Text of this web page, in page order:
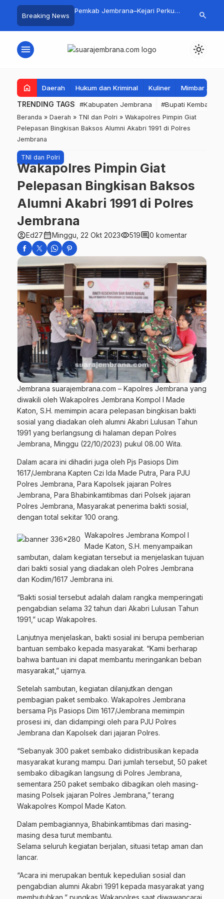
Breaking News
Lomba Cipta Menu
Pemkab Jembrana–Kejari Perkuat
Hukum Datun
5
Buka
search
menu light_mode
home Daerah Hukum dan Kriminal Kuliner Mimbar
TRENDING TAGS #Kabupaten Jembrana #Bupati Kembang
Beranda » Daerah » TNI dan Polri » Wakapolres Pimpin Giat
Pelepasan Bingkisan Baksos Alumni Akabri 1991 di Polres
Jembrana
TNI dan Polri
Wakapolres Pimpin Giat
Pelepasan Bingkisan Baksos
Alumni Akabri 1991 di Polres
Jembrana
account_circleEd27calendar_monthMinggu, 22 Okt 2023visibility519comment0 komentar
Jembrana suarajembrana.com – Kapolres Jembrana yang
diwakili oleh Wakapolres Jembrana Kompol I Made
Katon, S.H. memimpin acara pelepasan bingkisan bakti
sosial yang diadakan oleh alumni Akabri Lulusan Tahun
1991 yang berlangsung di halaman depan Polres
Jembrana, Minggu (22/10/2023) pukul 08.00 Wita.
Dalam acara ini dihadiri juga oleh Pjs Pasiops Dim
1617/Jembrana Kapten Czi Ida Made Putra, Para PJU
Polres Jembrana, Para Kapolsek jajaran Polres
Jembrana, Para Bhabinkamtibmas dari Polsek jajaran
Polres Jembrana, Masyarakat penerima bakti sosial,
dengan total sekitar 100 orang.
Wakapolres Jembrana Kompol I
Made Katon, S.H. menyampaikan
sambutan, dalam kegiatan tersebut ia menjelaskan tujuan
dari bakti sosial yang diadakan oleh Polres Jembrana
dan Kodim/1617 Jembrana ini.
“Bakti sosial tersebut adalah dalam rangka memperingati
pengabdian selama 32 tahun dari Akabri Lulusan Tahun
1991,” ucap Wakapolres.
Lanjutnya menjelaskan, bakti sosial ini berupa pemberian
bantuan sembako kepada masyarakat. “Kami berharap
bahwa bantuan ini dapat membantu meringankan beban
masyarakat,” ujarnya.
Setelah sambutan, kegiatan dilanjutkan dengan
pembagian paket sembako. Wakapolres Jembrana
bersama Pjs Pasiops Dim 1617/Jembrana memimpin
prosesi ini, dan didampingi oleh para PJU Polres
Jembrana dan Kapolsek dari jajaran Polres.
“Sebanyak 300 paket sembako didistribusikan kepada
masyarakat kurang mampu. Dari jumlah tersebut, 50 paket
sembako dibagikan langsung di Polres Jembrana,
sementara 250 paket sembako dibagikan oleh masing-
masing Polsek jajaran Polres Jembrana,” terang
Wakapolres Kompol Made Katon.
Dalam pembagiannya, Bhabinkamtibmas dari masing-
masing desa turut membantu.
Selama seluruh kegiatan berjalan, situasi tetap aman dan
lancar.
“Acara ini merupakan bentuk kepedulian sosial dan
pengabdian alumni Akabri 1991 kepada masyarakat yang
membutuhkan,” pungkas Wakapolres saat diwawancarai